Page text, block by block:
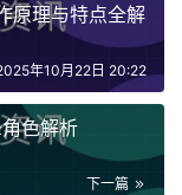
原理与特点全解
年10月22日 20:22
色解析
下一篇